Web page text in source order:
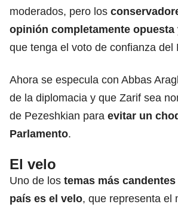
moderados, pero los
opinión completamente opuesta
que tenga el voto de confianza del
Ahora se especula con Abbas
de la diplomacia y que Zarif sea
de Pezeshkian para evitar un
Parlamento.
El velo
Uno de los temas más
país es el velo, que representa el